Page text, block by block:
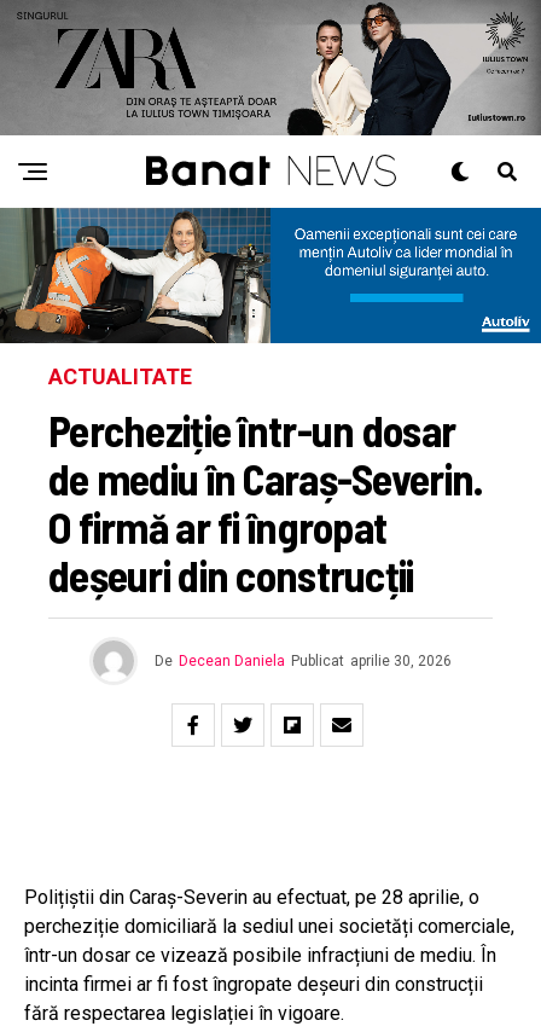
ACTUALITATE
Percheziție într-un dosar
de mediu în Caraș-Severin.
O firmă ar fi îngropat
deșeuri din construcții
De Decean Daniela Publicat aprilie 30, 2026
Polițiștii din Caraș-Severin au efectuat, pe 28 aprilie, o
percheziție domiciliară la sediul unei societăți comerciale,
într-un dosar ce vizează posibile infracțiuni de mediu. În
incinta firmei ar fi fost îngropate deșeuri din construcții
fără respectarea legislației în vigoare.